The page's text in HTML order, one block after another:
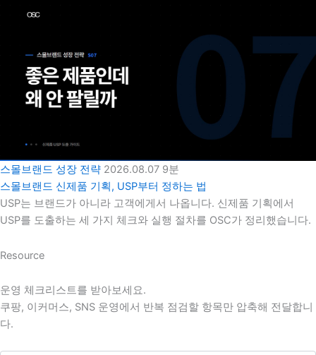
스몰브랜드 성장 전략 2026.08.07 9분
스몰브랜드 신제품 기획, USP부터 정하는 법
USP는 브랜드가 아니라 고객에게서 나옵니다. 신제품 기획에서
USP를 도출하는 세 가지 체크와 실행 절차를 OSC가 정리했습니다.
Resource
운영 체크리스트를 받아보세요.
쿠팡, 이커머스, SNS 운영에서 반복 점검할 항목만 압축해 전달합니
다.